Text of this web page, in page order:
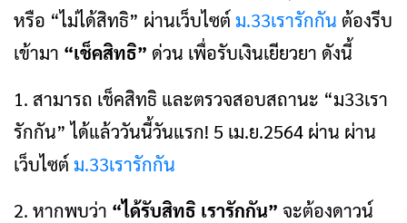
หรือ “ไม่ได้สิทธิ” ผ่านเว็บไซต์ ม.33เรารักกัน ต้องรีบ
เข้ามา “เช็คสิทธิ” ด่วน เพื่อรับเงินเยียวยา ดังนี้
1. สามารถ เช็คสิทธิ และตรวจสอบสถานะ “ม33เรา
รักกัน” ได้แล้ววันนี้วันแรก! 5 เม.ย.2564 ผ่าน ผ่าน
เว็บไซต์ ม.33เรารักกัน
2. หากพบว่า “ได้รับสิทธิ เรารักกัน” จะต้องดาวน์